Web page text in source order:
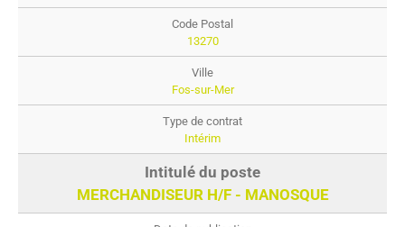
13270
Fos-sur-Mer
Intérim
MERCHANDISEUR H/F - MANOSQUE